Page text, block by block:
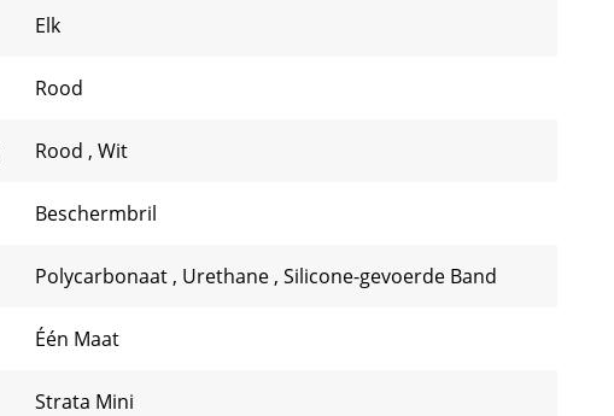
Elk
Rood
Rood , Wit
Beschermbril
Polycarbonaat , Urethane , Silicone-gevoerde Band
Één Maat
Strata Mini